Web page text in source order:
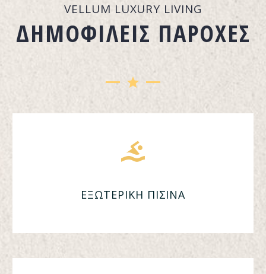
VELLUM LUXURY LIVING
ΔΗΜΟΦΙΛΕΊΣ ΠΑΡΟΧΈΣ
ΕΞΩΤΕΡΙΚΗ ΠΙΣΙΝΑ